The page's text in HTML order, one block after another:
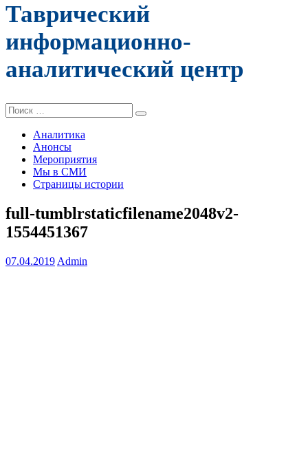
Таврический
информационно-
аналитический центр
Поиск:
Аналитика
Анонсы
Мероприятия
Мы в СМИ
Страницы истории
full-tumblrstaticfilename2048v2-
1554451367
07.04.2019 Admin